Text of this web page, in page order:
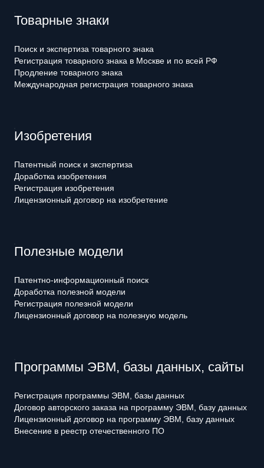
Товарные знаки
Поиск и экспертиза товарного знака
Регистрация товарного знака в Москве и по всей РФ
Продление товарного знака
Международная регистрация товарного знака
Изобретения
Патентный поиск и экспертиза
Доработка изобретения
Регистрация изобретения
Лицензионный договор на изобретение
Полезные модели
Патентно-информационный поиск
Доработка полезной модели
Регистрация полезной модели
Лицензионный договор на полезную модель
Программы ЭВМ, базы данных, сайты
Регистрация программы ЭВМ, базы данных
Договор авторского заказа на программу ЭВМ, базу данных
Лицензионный договор на программу ЭВМ, базу данных
Внесение в реестр отечественного ПО